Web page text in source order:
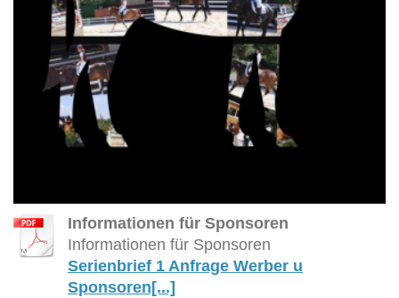
Informationen für Sponsoren
Informationen für Sponsoren
Serienbrief 1 Anfrage Werber u
Sponsoren[...]